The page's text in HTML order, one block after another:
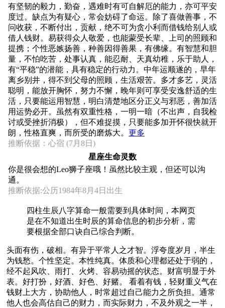
有坚韧的毅力，勤奋，遇难时有可自解厄的能力，亦可平安
度过。缺点为有疑心，常会妨碍了命运。除了喜做善事，不
问收获，不断付出，贡献，绝不可为贪小利而借钱给别人或
借人钱财。易获得众人敬爱，也能蒙受长辈、上司的照顾和
提携；个性恶嫉扬善，种善因得善果，有佛缘。有智慧和胆
量，不怕吃苦，处事认真，能忍耐、天真幼稚，乐于助人，
有“平稳”的潜能，具有稳定的行动力。中年运顺遂的，早年
离乡别井，得不到父母的照顾，生活艰苦。多才多艺，灵活
聪明，能放开胸怀，努力不懈，晚年则可享受安逸舒适的生
活，只要能运用智慧，明白清楚地区分正义与邪恶，善加活
用运势必开。虽然有双重性格，一明一暗（不出声，自我检
讨或受挫折消极），但不难捉摸，只要能多加开怀很快就开
朗，性格直爽，而所受的磨炼大。 更多
推断依据：心宿 (7月8日)
星座生命灵数
你是很会想的Leo狮子座哦！虽然比较主观，但还可以沟
通。
推断依据:公历1984年8月4日出生
四柱生辰八字算命一般需要到具体时间，本网页
是在不知道出生时辰的算命信息的初步分析，需
要根据全部口诀自己综合判断。
头面有伤，破相。有异于平常人之才智。浮夸度岁月，半生
为钱愁。个性坚定。本性纯真。体质和心理都还处于弱的，
经不起风吹、雨打、火烤、容易动摇的状态。财富明显于外
表。好打扮，好酒、好色、好赌。 看着有钱，轻财重义气在
钱财上大方，协助他人，时常超过自己能力之所负担。通常
他人也会高估自己的财力，而实际财力，不及外观之一半，